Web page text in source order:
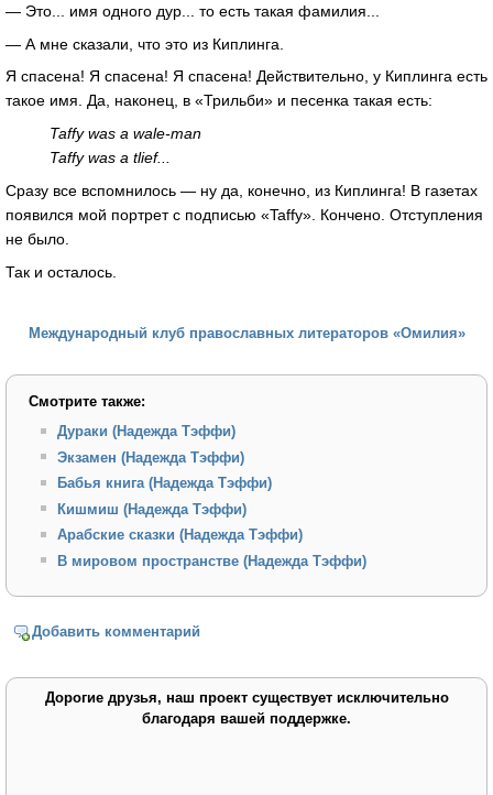
— Это... имя одного дур... то есть такая фамилия...
— А мне сказали, что это из Киплинга.
Я спасена! Я спасена! Я спасена! Действительно, у Киплинга есть
такое имя. Да, наконец, в «Трильби» и песенка такая есть:
Taffy was a wale-man
Taffy was a tlief...
Сразу все вспомнилось — ну да, конечно, из Киплинга! В газетах
появился мой портрет с подписью «Taffy». Кончено. Отступления
не было.
Так и осталось.
Международный клуб православных литераторов «Омилия»
Смотрите также:
Дураки (Надежда Тэффи)
Экзамен (Надежда Тэффи)
Бабья книга (Надежда Тэффи)
Кишмиш (Надежда Тэффи)
Арабские сказки (Надежда Тэффи)
В мировом пространстве (Надежда Тэффи)
Добавить комментарий
Дорогие друзья, наш проект существует исключительно
благодаря вашей поддержке.